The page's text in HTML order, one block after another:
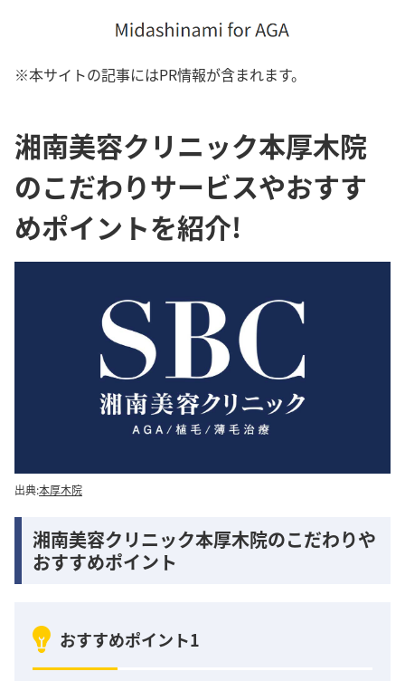
※本サイトの記事にはPR情報が含まれます。
湘南美容クリニック本厚木院
のこだわりサービスやおすす
めポイントを紹介!
出典:本厚木院
湘南美容クリニック本厚木院のこだわりや
おすすめポイント
おすすめポイント1